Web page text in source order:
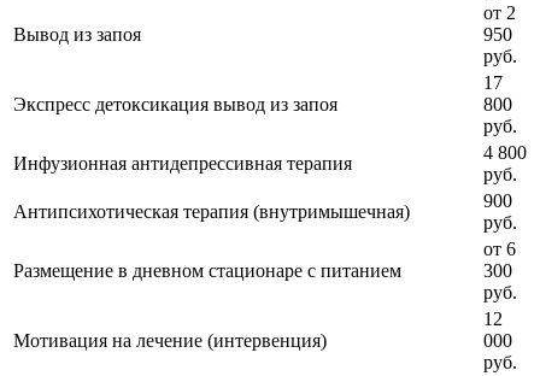
Вывод из запоя
от 2
950
руб.
Экспресс детоксикация вывод из запоя
17
800
руб.
Инфузионная антидепрессивная терапия
4 800
руб.
Антипсихотическая терапия (внутримышечная)
900
руб.
Размещение в дневном стационаре с питанием
от 6
300
руб.
Мотивация на лечение (интервенция)
12
000
руб.